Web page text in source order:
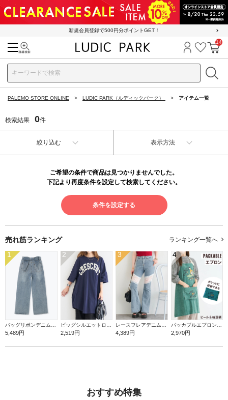
新規会員登録で500円分ポイントGET！
ログイン
お気に
カ
14
PALEMO STORE ONLINE LUDIC PARK（ルディックパーク） アイテム一覧
検索結果 0件
絞り込む 表示方法
ご希望の条件で商品は見つかりませんでした。
下記より再度条件を設定して検索してください。
条件を設定する
売れ筋ランキング ランキング一覧へ
1
5,489円
2
2,519円
3
4,389円
4
2,970円
おすすめ特集